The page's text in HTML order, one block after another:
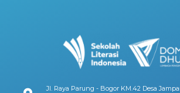
Jl. Raya Parung - Bogor KM.42 Desa